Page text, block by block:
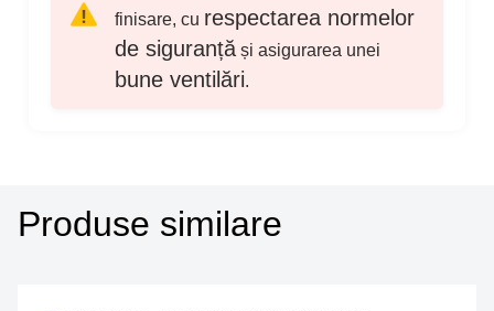
finisare, cu respectarea normelor
de siguranță și asigurarea unei
bune ventilări.
Produse similare